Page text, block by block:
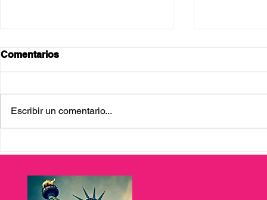
vivienda y asistencia para
miércoles
familias
Comentarios
Escribir un comentario...